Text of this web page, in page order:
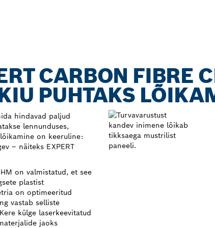
CARBON FIBRE
PUHTAKS
hindavad paljud
lennunduses,
on keeruline:
– näiteks EXPERT
on valmistatud, et see
plastist
on optimeeritud
vastab selliste
külge laserkeevitatud
jaoks